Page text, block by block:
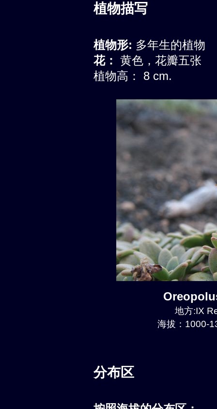
植物描写
植物形: 多年生的植物
花： 黄色，花瓣五张
植物高： 8 cm.
地方:IX
海拔：1000-
分布区